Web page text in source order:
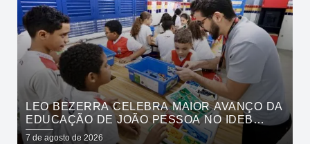
LEO BEZERRA CELEBRA MAIOR AVANÇO DA
EDUCAÇÃO DE JOÃO PESSOA NO IDEB
ENTRE CAPITAIS DO NORDESTE
7 de agosto de 2026